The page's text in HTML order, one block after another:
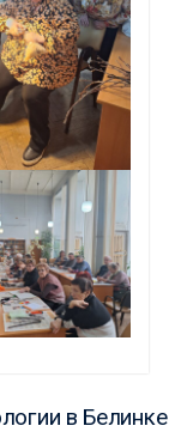
в Белинке